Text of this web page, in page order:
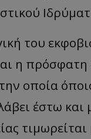
του
η πρόσφατη
οποία
έστω και
τιμωρείται